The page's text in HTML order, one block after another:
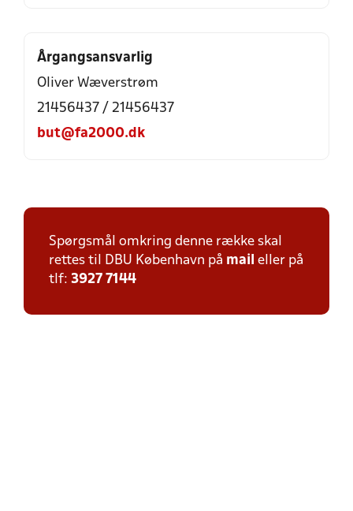
Årgangsansvarlig
Oliver Wæverstrøm
21456437 / 21456437
but@fa2000.dk
Spørgsmål omkring denne række skal
rettes til DBU København på mail eller på
tlf: 3927 7144